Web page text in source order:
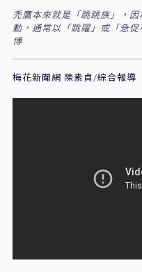
禿鷹本來就是「跳跳族」，
動，通常以「跳躍」或「急
博
梅花新聞網 陳素貞/綜合報導